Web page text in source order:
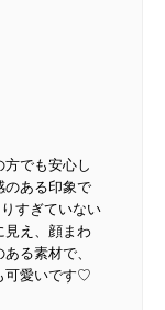
でも安心し
のある印象で
すぎていない
見え、顔まわ
る素材で、
可愛いです♡